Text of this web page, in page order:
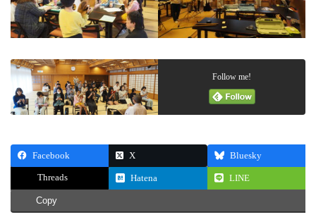
Follow me!
Facebook X Bluesky
Threads Hatena LINE
Copy